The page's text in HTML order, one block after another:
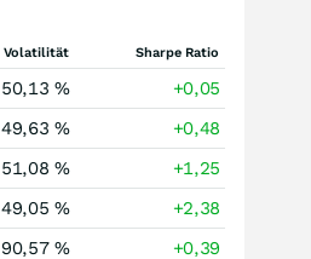
Volatilität Sharpe Ratio
50,13 %
+0,05
49,63 %
+0,48
51,08 %
+1,25
49,05 %
+2,38
90,57 %
+0,39